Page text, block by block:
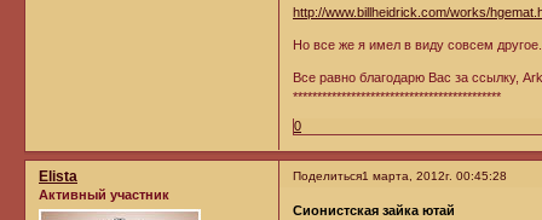
http://www.billheidrick.com/works/
Но все же я имел в виду совсем другое.
Все равно благодарю Вас за ссылку,
*******************************************
0
Поделиться1 марта, 2012г. 00:45:28
Elista
Активный участник
Сионистская зайка ютай